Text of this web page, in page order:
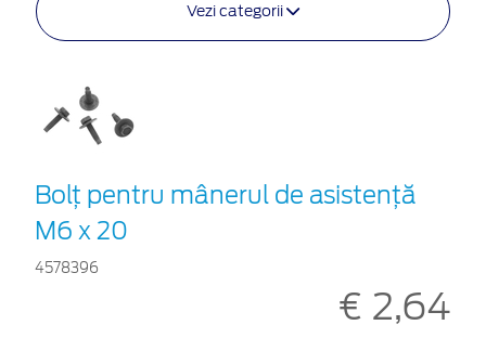
Vezi categorii
Bolț pentru mânerul de asistență
M6 x 20
4578396
€ 2,64